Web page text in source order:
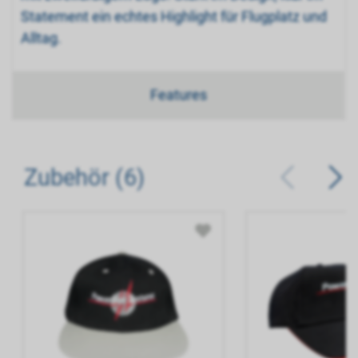
Statement ein echtes Highlight für Flugplatz und
Alltag.
Features
Zubehör (6)